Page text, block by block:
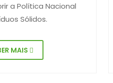
a Política Nacional
Sólidos.
MAIS